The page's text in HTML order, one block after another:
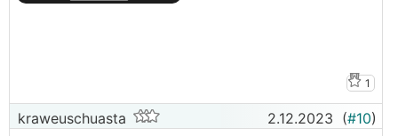
1
kraweuschuasta 2.12.2023 (#10)